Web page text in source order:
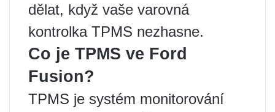
dělat, když vaše varovná
kontrolka TPMS nezhasne.
Co je TPMS ve Ford
Fusion?
TPMS je systém monitorování